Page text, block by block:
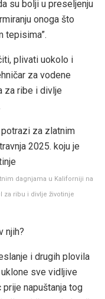
su bolji u preseljenju
onoga što
tepisima”.
plivati ​​uokolo i
za vodene
za ribe i divlje
dagnjama u Kaliforniji na
za ribu i divlje životinje
njih?
i drugih plovila
sve vidljive
napuštanja tog